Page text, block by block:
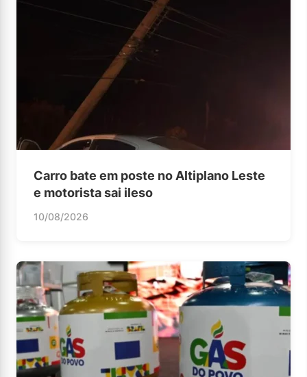
Carro bate em poste no Altiplano Leste
e motorista sai ileso
10/08/2026